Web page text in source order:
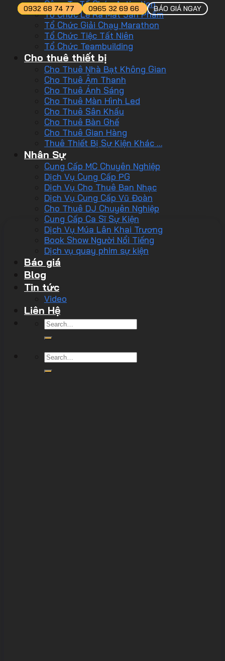
Công Ty Tổ Chức Activation
Tổ Chức Lễ Ra Mắt Sản Phẩm
Tổ Chức Giải Chạy Marathon
Tổ Chức Tiệc Tất Niên
Tổ Chức Teambuilding
Cho thuê thiết bị
Cho Thuê Nhà Bạt Không Gian
Cho Thuê Âm Thanh
Cho Thuê Ánh Sáng
Cho Thuê Màn Hình Led
Cho Thuê Sân Khấu
Cho Thuê Bàn Ghế
Cho Thuê Gian Hàng
Thuê Thiết Bị Sự Kiện Khác …
Nhân Sự
Cung Cấp MC Chuyên Nghiệp
Dịch Vụ Cung Cấp PG
Dịch Vụ Cho Thuê Ban Nhạc
Dịch Vụ Cung Cấp Vũ Đoàn
Cho Thuê DJ Chuyên Nghiệp
Cung Cấp Ca Sĩ Sự Kiện
Dịch Vụ Múa Lân Khai Trương
Book Show Người Nổi Tiếng
Dịch vụ quay phim sự kiện
Báo giá
Blog
Tin tức
Video
Liên Hệ
0932 68 74 77 0965 32 69 66 BÁO GIÁ NGAY